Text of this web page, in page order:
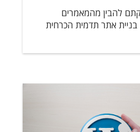
להבין מהמאמרים
אתר תדמית הכרחית